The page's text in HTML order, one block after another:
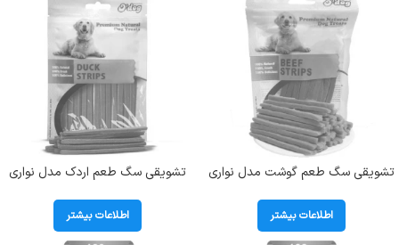
تشویقی سگ طعم گوشت مدل نواری
104043
اطلاعات بیشتر
تشویقی سگ طعم اردک مدل نواری
104042
اطلاعات بیشتر